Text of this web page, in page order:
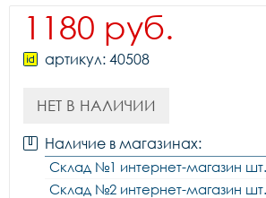
1180 руб.
артикул: 40508
НЕТ В НАЛИЧИИ
Наличие в магазинах:
Склад №1 интернет-магазин шт.
Склад №2 интернет-магазин шт.